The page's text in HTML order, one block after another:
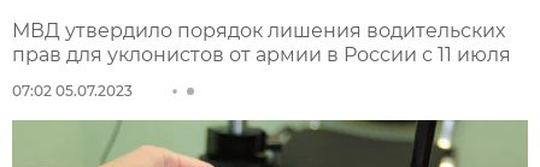
МВД утвердило порядок лишения водительских
прав для уклонистов от армии в России с 11 июля
07:02 05.07.2023